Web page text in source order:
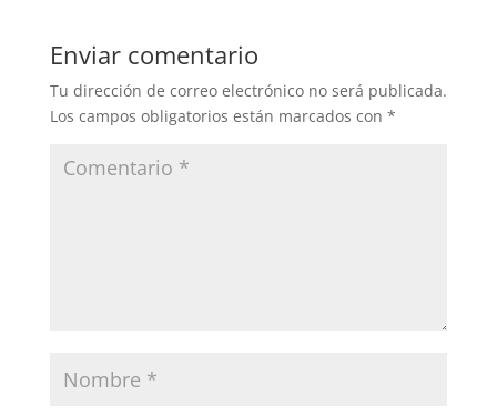
Enviar comentario
Tu dirección de correo electrónico no será publicada.
Los campos obligatorios están marcados con *